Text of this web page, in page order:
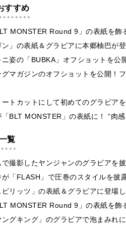
すすめ
MONSTER Round 9」の表紙を飾
ン」の表紙＆グラビアに本郷柚巴が
姿の「BUBKA」オフショットを
マガジンのオフショットを公開！
トカットにして初めてのグラビア
BLT MONSTER」の表紙に！ “肉
覧
撮影したヤンジャンのグラビアを
が「FLASH」で圧巻のスタイルを
リッツ」の表紙＆グラビアに登場
MONSTER Round 9」の表紙を
グキング」のグラビアで泡まみれ